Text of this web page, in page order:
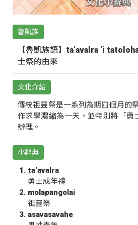
魯凱族
【魯凱族語】ta‘avalra ‘i
士祭的由來
文化介紹
傳統祖靈祭是一系列為期四個月的
作求學濃縮為一天，並特別將「勇
辦理。
小辭典
ta‘avalra
勇士成年禮
molapangolai
祖靈祭
asavasavahe